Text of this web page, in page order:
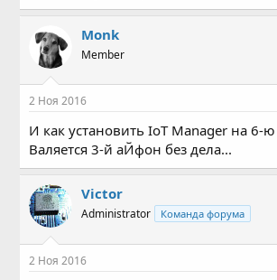
Mоnk
Member
2 Ноя 2016
И как установить IoT Manager на 6-
Валяется 3-й аЙфон без дела...
Victor
Administrator Команда форума
2 Ноя 2016